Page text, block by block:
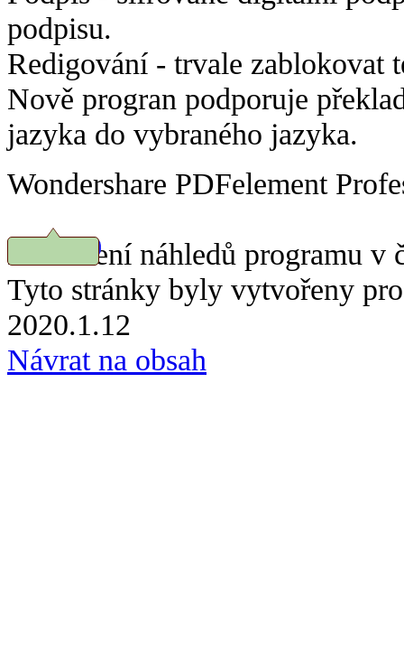
podpisu.
Redigování - trvale zablokovat
Nově progran podporuje
jazyka do vybraného jazyka.
Wondershare PDFelement
Prohlížení náhledů programu v
Tyto stránky byly vytvořeny
2020.1.12
Návrat na obsah